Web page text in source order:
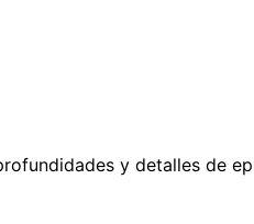
y detalles de